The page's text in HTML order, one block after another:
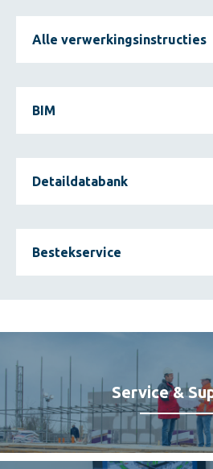
Alle verwerkingsinstructies
BIM
Detaildatabank
Bestekservice
Service &